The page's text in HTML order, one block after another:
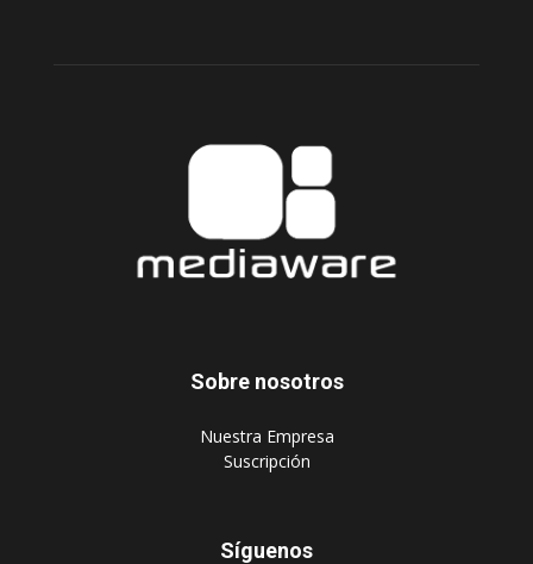
Sobre nosotros
‎Nuestra Empresa
‎Suscripción
Síguenos